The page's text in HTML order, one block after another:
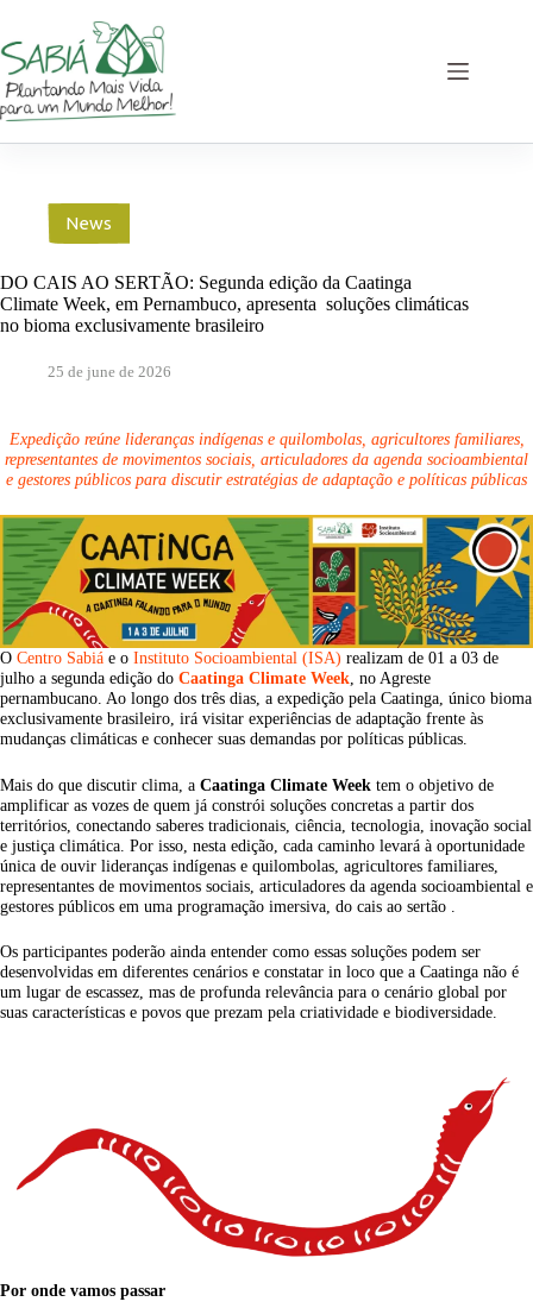
content
News
DO CAIS AO SERTÃO: Segunda edição da Caatinga
Climate Week, em Pernambuco, apresenta soluções climáticas
no bioma exclusivamente brasileiro
25 de june de 2026
Expedição reúne lideranças indígenas e quilombolas, agricultores familiares,
representantes de movimentos sociais, articuladores da agenda socioambiental
e gestores públicos para discutir estratégias de adaptação e políticas públicas
O Centro Sabiá e o Instituto Socioambiental (ISA) realizam de 01 a 03 de
julho a segunda edição do Caatinga Climate Week, no Agreste
pernambucano. Ao longo dos três dias, a expedição pela Caatinga, único bioma
exclusivamente brasileiro, irá visitar experiências de adaptação frente às
mudanças climáticas e conhecer suas demandas por políticas públicas.
Mais do que discutir clima, a Caatinga Climate Week tem o objetivo de
amplificar as vozes de quem já constrói soluções concretas a partir dos
territórios, conectando saberes tradicionais, ciência, tecnologia, inovação social
e justiça climática. Por isso, nesta edição, cada caminho levará à oportunidade
única de ouvir lideranças indígenas e quilombolas, agricultores familiares,
representantes de movimentos sociais, articuladores da agenda socioambiental e
gestores públicos em uma programação imersiva, do cais ao sertão .
Os participantes poderão ainda entender como essas soluções podem ser
desenvolvidas em diferentes cenários e constatar in loco que a Caatinga não é
um lugar de escassez, mas de profunda relevância para o cenário global por
suas características e povos que prezam pela criatividade e biodiversidade.
Por onde vamos passar